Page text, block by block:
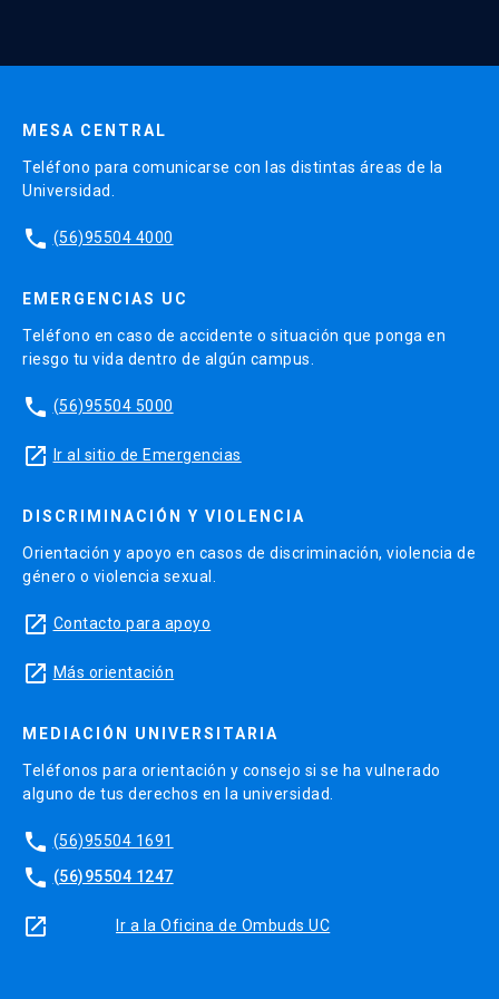
MESA CENTRAL
Teléfono para comunicarse con las distintas áreas de la
Universidad.
phone (56)95504 4000
EMERGENCIAS UC
Teléfono en caso de accidente o situación que ponga en
riesgo tu vida dentro de algún campus.
phone (56)95504 5000
launch Ir al sitio de Emergencias
DISCRIMINACIÓN Y VIOLENCIA
Orientación y apoyo en casos de discriminación, violencia de
género o violencia sexual.
launch Contacto para apoyo
launch Más orientación
MEDIACIÓN UNIVERSITARIA
Teléfonos para orientación y consejo si se ha vulnerado
alguno de tus derechos en la universidad.
phone (56)95504 1691
phone (56)95504 1247
launch Ir a la Oficina de Ombuds UC